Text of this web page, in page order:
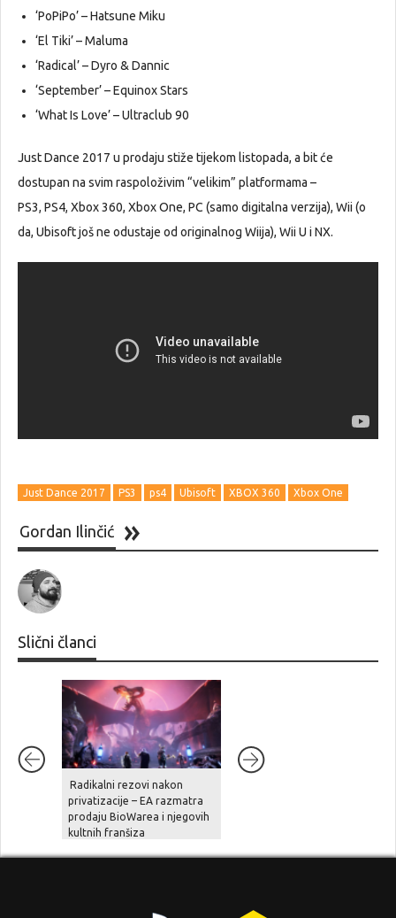
‘PoPiPo’ – Hatsune Miku
‘El Tiki’ – Maluma
‘Radical’ – Dyro & Dannic
‘September’ – Equinox Stars
‘What Is Love’ – Ultraclub 90
Just Dance 2017 u prodaju stiže tijekom listopada, a bit će
dostupan na svim raspoloživim “velikim” platformama –
PS3, PS4, Xbox 360, Xbox One, PC (samo digitalna verzija), Wii (o
da, Ubisoft još ne odustaje od originalnog Wiija), Wii U i NX.
Just Dance 2017 PS3 ps4 Ubisoft XBOX 360 Xbox One
Gordan Ilinčić
Slični članci
Radikalni rezovi nakon
privatizacije – EA razmatra
prodaju BioWarea i njegovih
kultnih franšiza